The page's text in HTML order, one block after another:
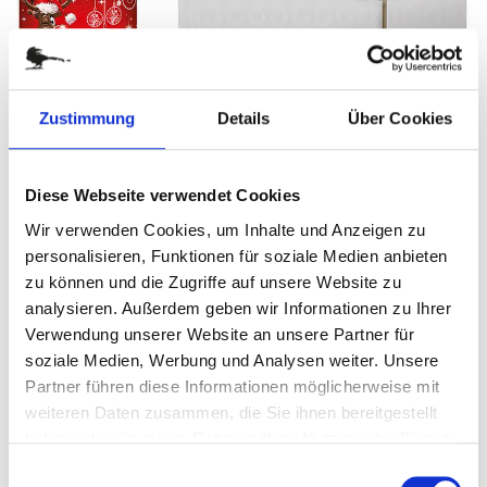
Zustimmung Details Über Cookies
Diese Webseite verwendet Cookies
Wir verwenden Cookies, um Inhalte und Anzeigen zu
personalisieren, Funktionen für soziale Medien anbieten
zu können und die Zugriffe auf unsere Website zu
analysieren. Außerdem geben wir Informationen zu Ihrer
Verwendung unserer Website an unsere Partner für
soziale Medien, Werbung und Analysen weiter. Unsere
Partner führen diese Informationen möglicherweise mit
weiteren Daten zusammen, die Sie ihnen bereitgestellt
Anfang
der
springen
Ideal zum Verteilen
Informationen zu enthaltenen Lebensmitteln
zur Zeit nicht verfügbar
DETAILS